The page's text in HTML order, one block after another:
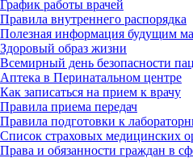
График работы врачей
Правила внутреннего распорядка
Полезная информация будущим
Здоровый образ жизни
Всемирный день безопасности
Аптека в Перинатальном центре
Как записаться на прием к врачу
Правила приема передач
Правила подготовки к
Список страховых медицинских
Права и обязанности граждан в